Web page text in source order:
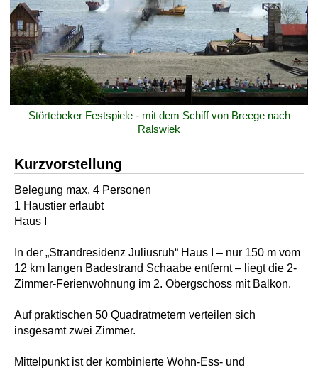
Störtebeker Festspiele - mit dem Schiff von Breege nach
Ralswiek
Kurzvorstellung
Belegung max. 4 Personen
1 Haustier erlaubt
Haus I
In der „Strandresidenz Juliusruh“ Haus I – nur 150 m vom
12 km langen Badestrand Schaabe entfernt – liegt die 2-
Zimmer-Ferienwohnung im 2. Obergschoss mit Balkon.
Auf praktischen 50 Quadratmetern verteilen sich
insgesamt zwei Zimmer.
Mittelpunkt ist der kombinierte Wohn-Ess- und